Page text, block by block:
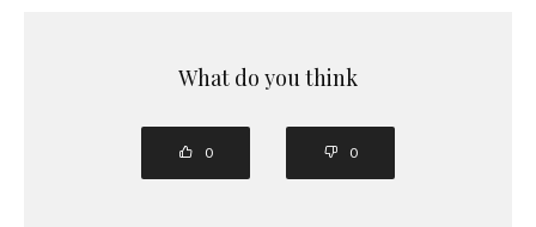
What do you think
0 0